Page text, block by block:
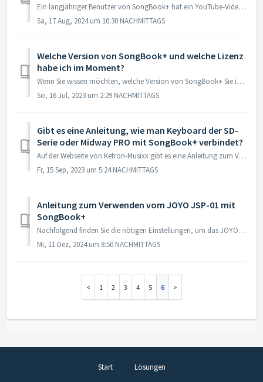
Ein langjähriger Benutzer von SongBook+ hat ein YouTube-Video veröffentlicht, wie man das Gerät "BeatBuddy" mit SongBook+ verwenden kann. Verbunde...
Sa, 17 Aug, 2024 um 10:30 NACHMITTAGS
Welche Version von SongBook+ und welche Lizenz
habe ich im Moment?
Wenn Sie wissen möchten, welche Version von SongBook+ Sie im Moment auf Ihrem Gerät installiert haben, können Sie folgendes tun: Drücken Sie im Toolbar...
So, 16 Jul, 2023 um 2:29 NACHMITTAGS
Gibt es eine Anleitung, wie man Keyboard der SD-
Serie oder Midway PRO mit SongBook+ verbindet?
Auf der Webseite von Ketron-Musixx gibt es eine Anleitung zum Verbinden von Keyboards der aktuellen SD-Serie oder dem Midjay PRO mit SongBook+. (Für SD9...
Fr, 15 Sep, 2023 um 5:24 NACHMITTAGS
Anleitung zum Verwenden vom JOYO JSP-01 mit
SongBook+
Nachfolgend finden Sie die nötigen Einstellungen, um das JOYO JSP-01 mit SongBook+ verwenden zu können. Schauen Sie zuerst in den Einstellungen des iPads ...
Mi, 11 Dez, 2024 um 8:50 NACHMITTAGS
1 2 3 4 5 6
Start Lösungen